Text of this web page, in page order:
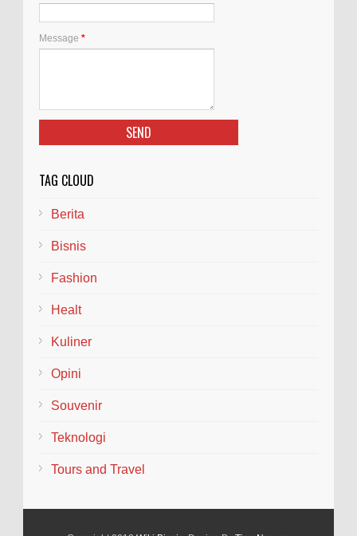
Message *
TAG CLOUD
Berita
Bisnis
Fashion
Healt
Kuliner
Opini
Souvenir
Teknologi
Tours and Travel